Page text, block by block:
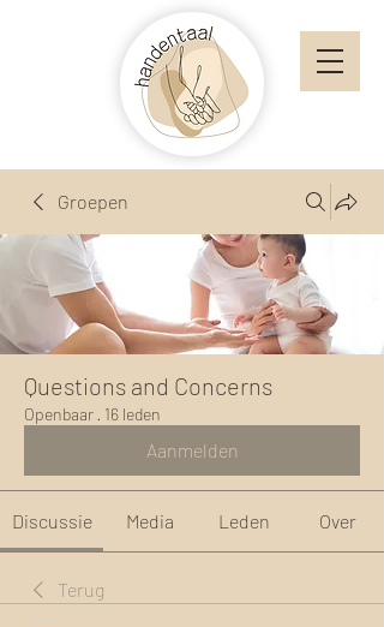
Groepen
Questions and Concerns
Openbaar · 16 leden
Aanmelden
Discussie Media Leden Over
Terug